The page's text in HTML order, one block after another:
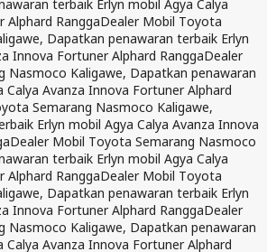
terbaik Erlyn mobil Agya Calya
Alphard RanggaDealer Mobil Toyota
Dapatkan penawaran terbaik Erlyn
Innova Fortuner Alphard RanggaDealer
Nasmoco Kaligawe, Dapatkan penawaran
Calya Avanza Innova Fortuner Alphard
Semarang Nasmoco Kaligawe,
Erlyn mobil Agya Calya Avanza Innova
Dealer Mobil Toyota Semarang Nasmoco
terbaik Erlyn mobil Agya Calya
Alphard RanggaDealer Mobil Toyota
Dapatkan penawaran terbaik Erlyn
Innova Fortuner Alphard RanggaDealer
Nasmoco Kaligawe, Dapatkan penawaran
Calya Avanza Innova Fortuner Alphard